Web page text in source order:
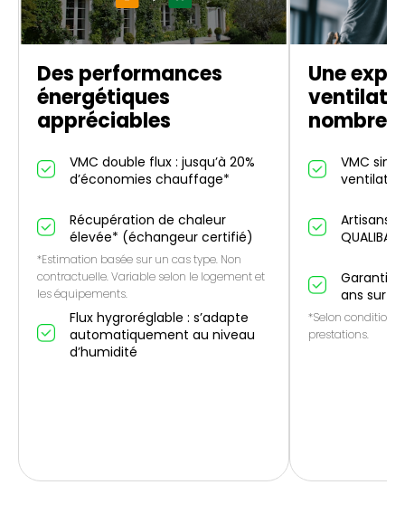
Des performances
énergétiques
appréciables
VMC double flux : jusqu’à 20%
d’économies chauffage*
Récupération de chaleur
élevée* (échangeur certifié)
*Estimation basée sur un cas type. Non
contractuelle. Variable selon le logement et
les équipements.
Flux hygroréglable : s’adapte
automatiquement au niveau
d’humidité
Une
VMC
Artisans
QUALIBAT
Garantie
ans sur
*Selon conditions
prestations.